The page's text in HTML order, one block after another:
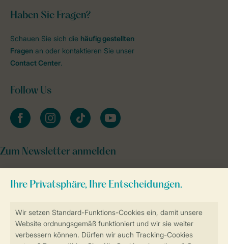
Sicher und schnell zur Online-Buchung
Haben Sie Fragen?
Schauen Sie sich die häufig gestellten
Fragen an oder kontaktieren Sie unser
Contact Center.
Follow Us
facebookinstagramtiktok youtube
Zum Newsletter anmelden